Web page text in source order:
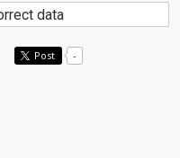
data
Post -